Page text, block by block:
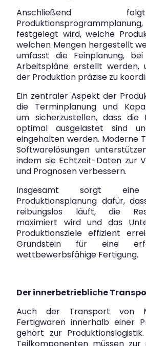
Anschließend
festgelegt wird, welche
welchen Mengen hergestellt
umfasst die Feinplanung,
Arbeitspläne erstellt werden,
der Produktion präzise zu
Ein zentraler Aspekt der
die Terminplanung und
um sicherzustellen, dass die
optimal ausgelastet sind
eingehalten werden. Moderne
Softwarelösungen
indem sie Echtzeit-Daten zur
und Prognosen verbessern.
Insgesamt sorgt eine
Produktionsplanung dafür,
reibungslos läuft, die
maximiert wird und das
Produktionsziele effizient
Grundstein für eine
wettbewerbsfähige Fertigung.
Der innerbetriebliche
Auch der Transport von
Fertigwaren innerhalb einer
gehört zur
Teilkomponenten müssen